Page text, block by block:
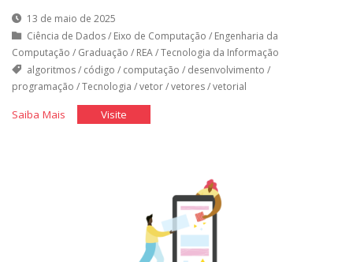
13 de maio de 2025
Ciência de Dados/ Eixo de Computação / Engenharia da
Computação / Graduação / REA/Tecnologia da Informação
algoritmos/ código / computação / desenvolvimento /
programação /Tecnologia /vetor/vetores/vetorial
Saiba Mais"Vetores"Visite"Vetores"